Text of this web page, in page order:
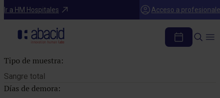
Ir a HM Hospitales Acceso a
Catálogo de pruebas
ANTIGENO HLA DQ2
Tipo de muestra:
Sangre total
Días de demora: